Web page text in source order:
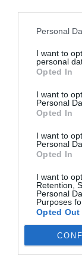
Personal
I want to
personal
Opted In
I want to
Personal
Opted In
I want to
Personal
Opted In
I want to
Retention,
Personal
Purposes
Opted Out